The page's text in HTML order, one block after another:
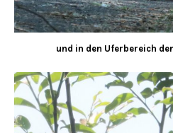
und in den Uferbereich